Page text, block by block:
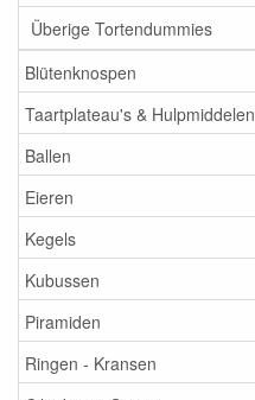
Überige Tortendummies
Blütenknospen
Taartplateau's & Hulpmiddelen
Ballen
Eieren
Kegels
Kubussen
Piramiden
Ringen - Kransen